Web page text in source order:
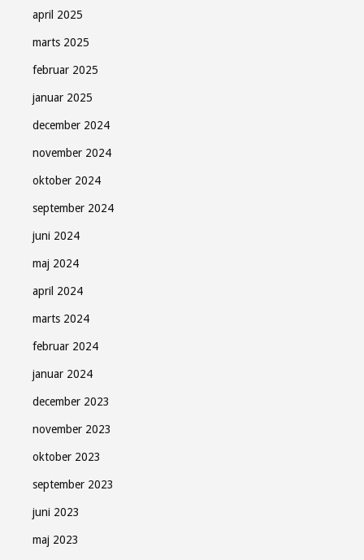
april 2025
marts 2025
februar 2025
januar 2025
december 2024
november 2024
oktober 2024
september 2024
juni 2024
maj 2024
april 2024
marts 2024
februar 2024
januar 2024
december 2023
november 2023
oktober 2023
september 2023
juni 2023
maj 2023